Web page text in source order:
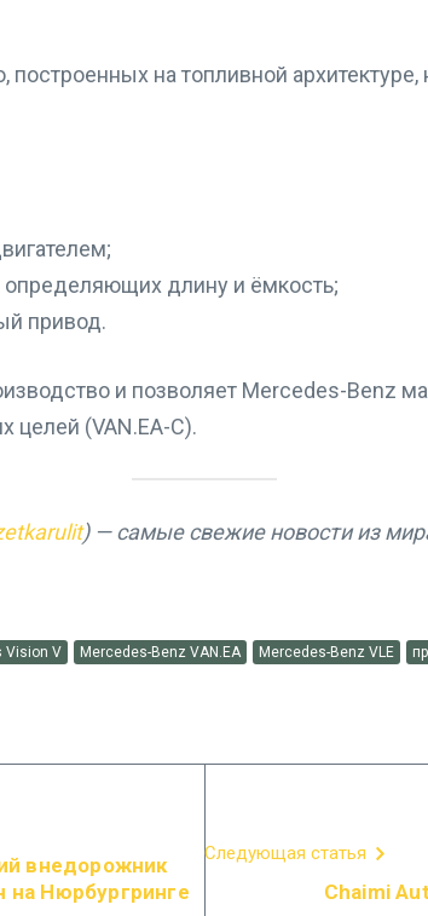
построенных на топливной
длину и ёмкость;
привод.
и позволяет Mercedes-Benz
целей (VAN.EA-C).
) — самые свежие новости из
Vision V Mercedes-Benz VAN.EA Mercedes-Benz VLE
внедорожник
Нюрбургринге
Следующая статья
Chaimi